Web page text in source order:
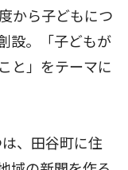
から子どもにつ
設。「子どもが
と」をテーマに
、田谷町に住